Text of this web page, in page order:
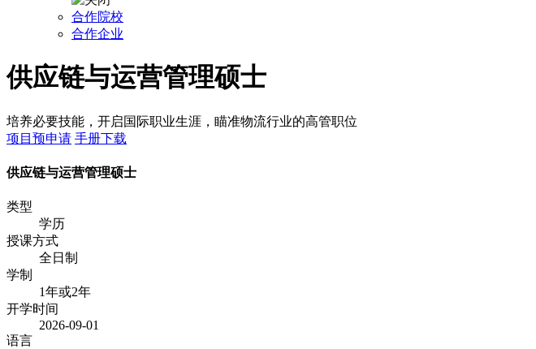
合作院校
合作企业
供应链与运营管理硕士
培养必要技能，开启国际职业生涯，瞄准物流行业的高管职位
项目预申请 手册下载
供应链与运营管理硕士
类型
学历
授课方式
全日制
学制
1年或2年
开学时间
2026-09-01
语言